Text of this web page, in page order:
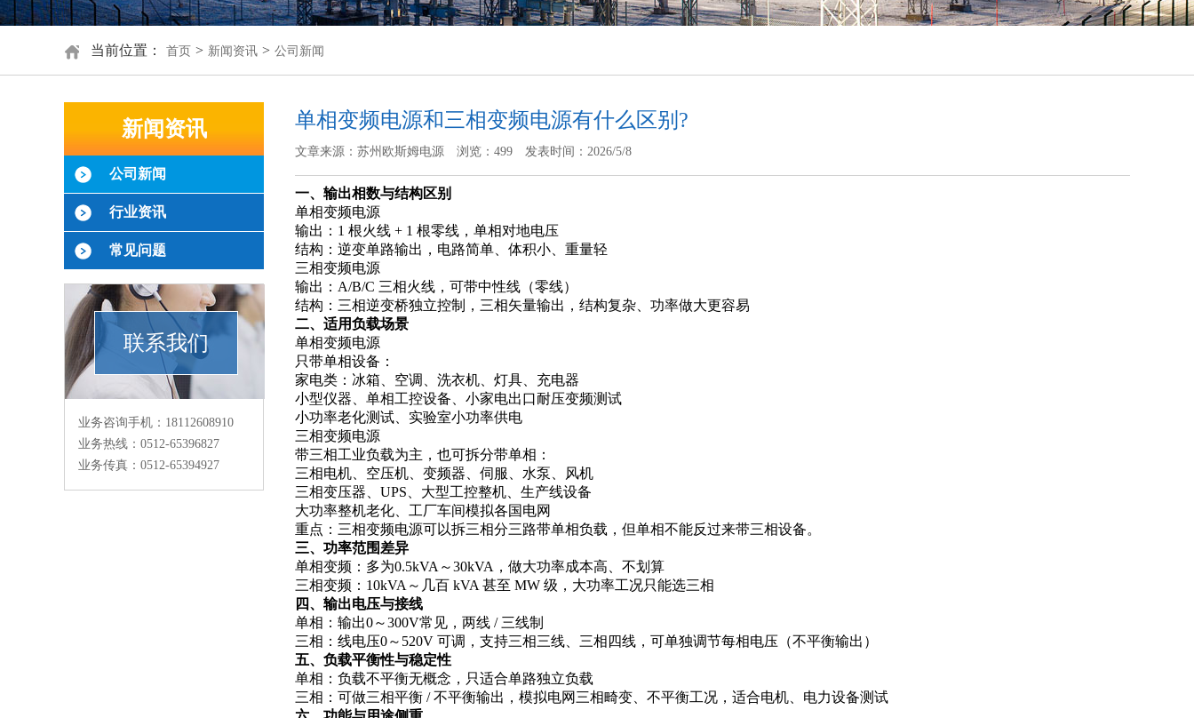
当前位置： 首页 > 新闻资讯 > 公司新闻
新闻资讯
公司新闻
行业资讯
常见问题
联系我们
业务咨询手机：18112608910
业务热线：0512-65396827
业务传真：0512-65394927
单相变频电源和三相变频电源有什么区别?
文章来源：苏州欧斯姆电源 浏览：499 发表时间：2026/5/8
一、输出相数与结构区别
单相变频电源
输出：1 根火线 + 1 根零线，单相对地电压
结构：逆变单路输出，电路简单、体积小、重量轻
三相变频电源
输出：A/B/C 三相火线，可带中性线（零线）
结构：三相逆变桥独立控制，三相矢量输出，结构复杂、功率做大更容易
二、适用负载场景
单相变频电源
只带单相设备：
家电类：冰箱、空调、洗衣机、灯具、充电器
小型仪器、单相工控设备、小家电出口耐压变频测试
小功率老化测试、实验室小功率供电
三相变频电源
带三相工业负载为主，也可拆分带单相：
三相电机、空压机、变频器、伺服、水泵、风机
三相变压器、UPS、大型工控整机、生产线设备
大功率整机老化、工厂车间模拟各国电网
重点：三相变频电源可以拆三相分三路带单相负载，但单相不能反过来带三相设备。
三、功率范围差异
单相变频：多为0.5kVA～30kVA，做大功率成本高、不划算
三相变频：10kVA～几百 kVA 甚至 MW 级，大功率工况只能选三相
四、输出电压与接线
单相：输出0～300V常见，两线 / 三线制
三相：线电压0～520V 可调，支持三相三线、三相四线，可单独调节每相电压（不平衡输出）
五、负载平衡性与稳定性
单相：负载不平衡无概念，只适合单路独立负载
三相：可做三相平衡 / 不平衡输出，模拟电网三相畸变、不平衡工况，适合电机、电力设备测试